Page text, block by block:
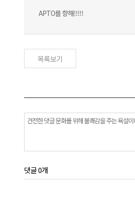
APTO를 향해!!!!!
목록보기
댓글 0개